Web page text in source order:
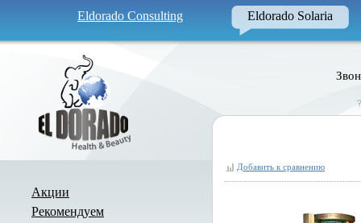
Eldorado Consulting Eldorado Solaria
Акции
Рекомендуем
Добавить к сравнению